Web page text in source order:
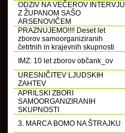
ODZIV NA VEČEROV INTERVJU
Z ŽUPANOM SAŠO
ARSENOVIČEM
PRAZNUJEMO!!!! Deset let
zborov samoorganiziranih
četrtnih in krajevnih skupnosti
IMZ: 10 let zborov občank_ov
URESNIČITEV LJUDSKIH
ZAHTEV
APRILSKI ZBORI
SAMOORGANIZIRANIH
SKUPNOSTI
3. MARCA BOMO NA ŠTRAJKU